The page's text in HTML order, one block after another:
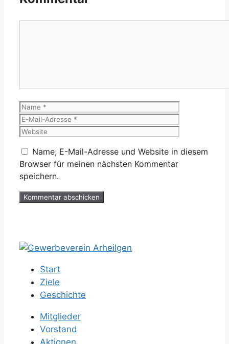
Name
Name, E-Mail-Adresse und Website in diesem
Browser für meinen nächsten Kommentar
speichern.
Start
Ziele
Geschichte
Mitglieder
Vorstand
Aktionen